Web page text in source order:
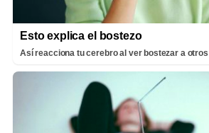
Esto explica el bostezo
Así reacciona tu cerebro al ver bostezar a otros